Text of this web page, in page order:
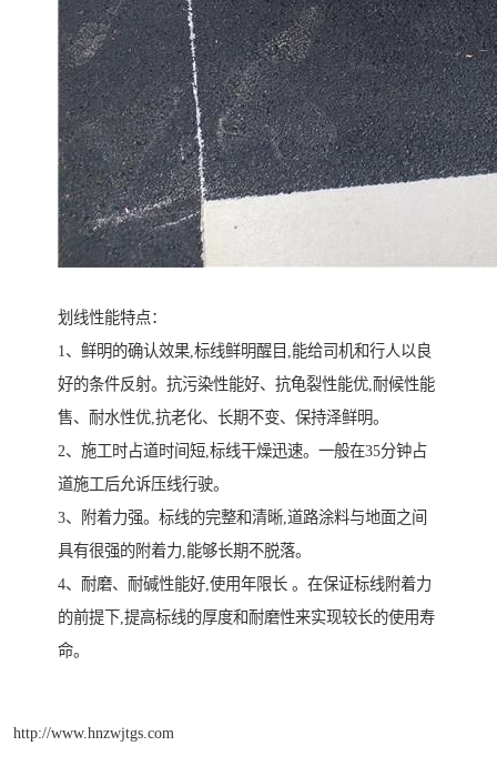
划线性能特点：
1、鲜明的确认效果,标线鲜明醒目,能给司机和行人以良
好的条件反射。抗污染性能好、抗龟裂性能优,耐候性能
售、耐水性优,抗老化、长期不变、保持泽鲜明。
2、施工时占道时间短,标线干燥迅速。一般在35分钟占
道施工后允诉压线行驶。
3、附着力强。标线的完整和清晰,道路涂料与地面之间
具有很强的附着力,能够长期不脱落。
4、耐磨、耐碱性能好,使用年限长 。在保证标线附着力
的前提下,提高标线的厚度和耐磨性来实现较长的使用寿
命。
http://www.hnzwjtgs.com